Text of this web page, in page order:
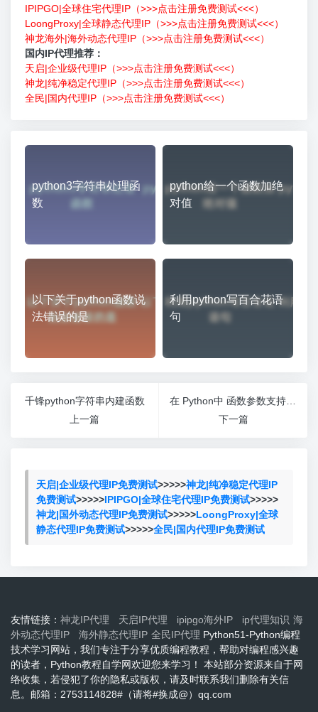
IPIPGO|全球住宅代理IP（>>>点击注册免费测试<<<）
LoongProxy|全球静态代理IP（>>>点击注册免费测试<<<）
神龙海外|海外动态代理IP（>>>点击注册免费测试<<<）
国内IP代理推荐：
天启|企业级代理IP（>>>点击注册免费测试<<<）
神龙|纯净稳定代理IP（>>>点击注册免费测试<<<）
全民|国内代理IP（>>>点击注册免费测试<<<）
python3字符串处理函
数
python给一个函数加绝
对值
以下关于python函数说
法错误的是
利用python写百合花语
句
千锋python字符串内建函数
上一篇
下一篇
天启|企业级代理IP免费测试>>>>>神龙|纯净稳定代理IP
免费测试>>>>>IPIPGO|全球住宅代理IP免费测试>>>>>
神龙|国外动态代理IP免费测试>>>>>LoongProxy|全球
静态代理IP免费测试>>>>>全民|国内代理IP免费测试
友情链接： 神龙IP代理 天启IP代理 ipipgo海外IP ip代理知识 海
外动态代理IP
海外静态代理IP 全民IP代理 Python51-Python编程
技术学习网站，我们专注于分享优质编程教程，帮助对编程感兴趣
的读者，Python教程自学网欢迎您来学习！ 本站部分资源来自于网
络收集，若侵犯了你的隐私或版权，请及时联系我们删除有关信
息。邮箱：2753114828#（请将#换成@）qq.com